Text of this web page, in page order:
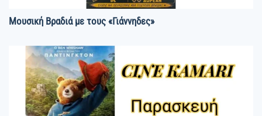
Μουσική Βραδιά με τους «Γιάννηδες»